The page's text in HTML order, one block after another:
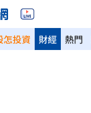
怎投資 熱門
財經